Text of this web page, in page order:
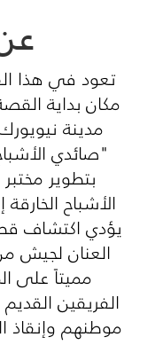
تعود في هذا
مكان بداية
مدينة
"صائدي
بتطوير
الأشباح
يؤدي اكتشاف
العنان لجيش
مميتاً على
الفريقين
موطنهم وإنقاذ